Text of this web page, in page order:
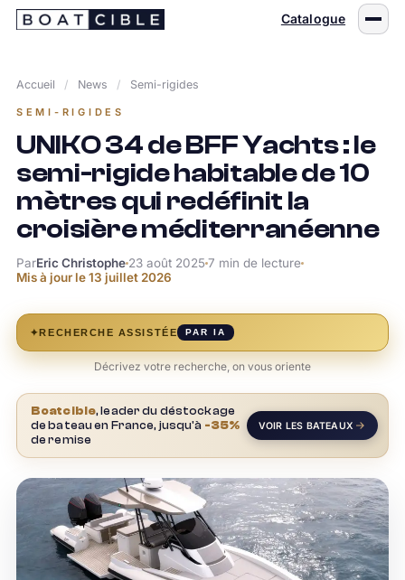
Passer
Catalogue
Accueil / News / Semi-rigides
SEMI-RIGIDES
UNIKO 34 de BFF Yachts : le
semi-rigide habitable de 10
mètres qui redéfinit la
croisière méditerranéenne
ParEric Christophe23 août 2025 7 min de lecture
Mis à jour le13 juillet 2026
✦RECHERCHE ASSISTÉE PAR IA
Décrivez votre recherche, on vous oriente
Boatcible, leader du déstockage
de bateau en France, jusqu'à -35%
de remise
VOIR LES BATEAUX